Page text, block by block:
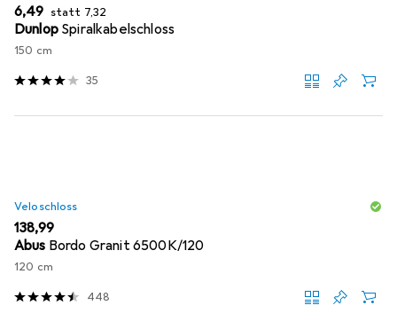
EUR
6,49 statt EUR
7,32
Dunlop Spiralkabelschloss
150 cm
35
Veloschloss
EUR
138,99
Abus Bordo Granit 6500K/120
120 cm
448